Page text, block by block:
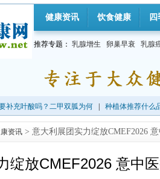
健康资讯 饮食健康
推荐专题： 乳腺增生 卵巢早衰 乳腺
补充叶酸吗？二甲双胍为何 种植体推荐什么
资讯 > 意大利展团实力绽放CMEF2026
绽放CMEF2026 意中